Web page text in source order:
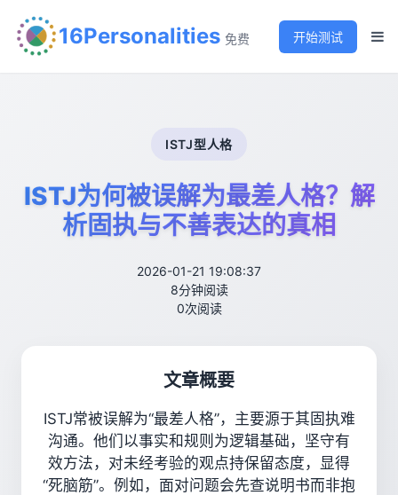
16Personalities 免费 开始测试
ISTJ型人格
ISTJ为何被误解为最差人格？解
析固执与不善表达的真相
2026-01-21 19:08:37
8分钟阅读
0次阅读
文章概要
ISTJ常被误解为“最差人格”，主要源于其固执难
沟通。他们以事实和规则为逻辑基础，坚守有
效方法，对未经考验的观点持保留态度，显得
“死脑筋”。例如，面对问题会先查说明书而非抱